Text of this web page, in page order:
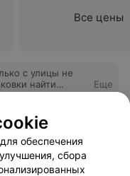
Все цены
с улицы не
Еще
обеспечения
сбора